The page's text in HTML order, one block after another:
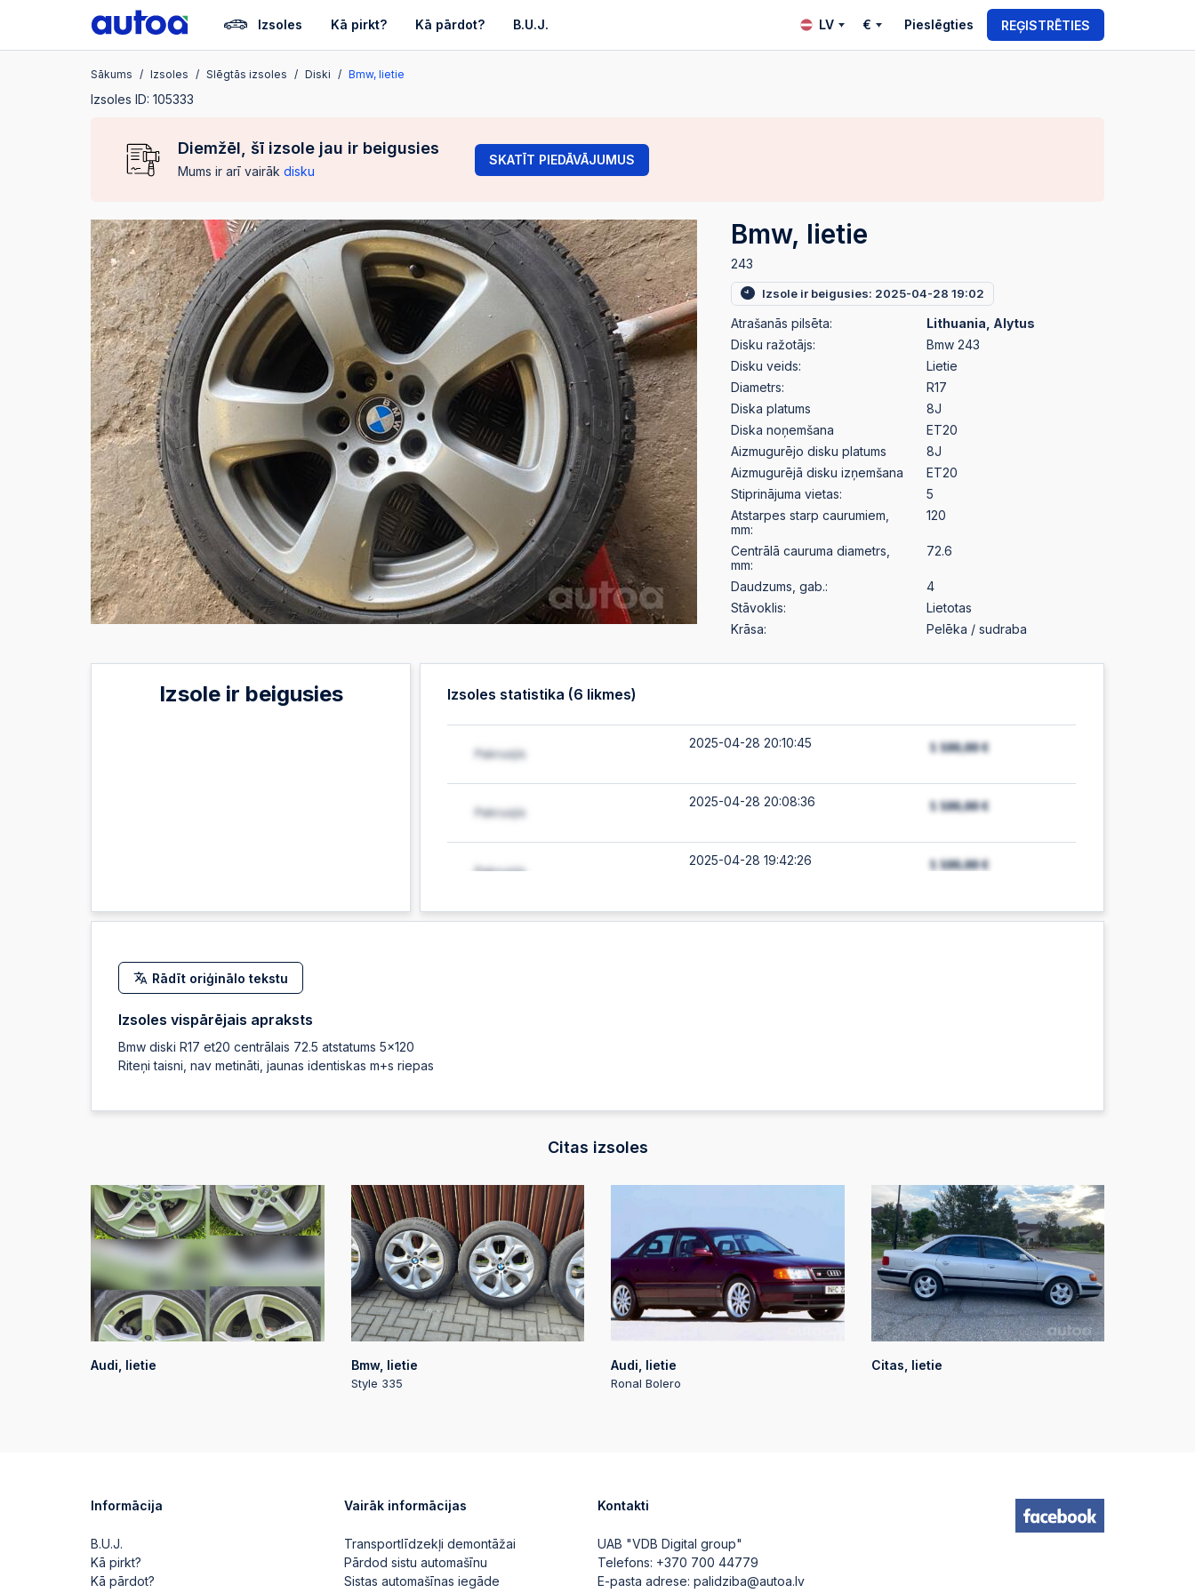
Izsoles Kā pirkt? Kā pārdot? B.U.J. LV € Pieslēgties REĢISTRĒTIES
Sākums Izsoles Slēgtās izsoles Diski Bmw, lietie
Izsoles ID: 105333
Diemžēl, šī izsole jau ir beigusies
Mums ir arī vairāk disku
SKATĪT PIEDĀVĀJUMUS
Bmw, lietie
243
Izsole ir beigusies: 2025-04-28 19:02
Atrašanās pilsēta:
Lithuania, Alytus
Disku ražotājs:
Bmw 243
Disku veids:
Lietie
Diametrs:
R17
Diska platums
8J
Diska noņemšana
ET20
Aizmugurējo disku platums
8J
Aizmugurējā disku izņemšana
ET20
Stiprinājuma vietas:
5
Atstarpes starp caurumiem,
mm:
120
Centrālā cauruma diametrs,
mm:
72.6
Daudzums, gab.:
4
Stāvoklis:
Lietotas
Krāsa:
Pelēka / sudraba
Izsole ir beigusies Izsoles statistika (6 likmes)
2025-04-28 20:10:45
2025-04-28 20:08:36
2025-04-28 19:42:26
2025-04-28 15:18:28
Rādīt oriģinālo tekstu
Izsoles vispārējais apraksts
Bmw diski R17 et20 centrālais 72.5 atstatums 5x120
Riteņi taisni, nav metināti, jaunas identiskas m+s riepas
Citas izsoles
Audi, lietie Bmw, lietie
Style 335
Audi, lietie
Ronal Bolero
Citas, lietie
Informācija
B.U.J.
Kā pirkt?
Kā pārdot?
Vairāk informācijas
Transportlīdzekļi demontāžai
Pārdod sistu automašīnu
Sistas automašīnas iegāde
Kontakti
UAB "VDB Digital group"
Telefons: +370 700 44779
E-pasta adrese: palidziba@autoa.lv